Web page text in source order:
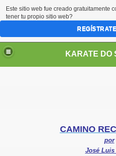
CAMINO
por
José Luis
Este sitio web fue creado gratuitamente
tener tu propio sitio web?